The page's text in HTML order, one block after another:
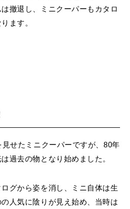
撤退し、ミニクーパーもカタロ
ます。
せたミニクーパーですが、80年
過去の物となり始めました。
グから姿を消し、ミニ自体は生
人気に陰りが見え始め、当時は